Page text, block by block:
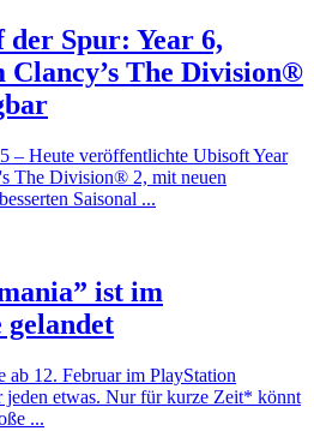
Spur: Year 6,
Clancy’s The Division®
– Heute veröffentlichte Ubisoft Year
The Division® 2, mit neuen
Saisonal ...
ist im
gelandet
12. Februar im PlayStation
jeden etwas. Nur für kurze Zeit* könnt
...